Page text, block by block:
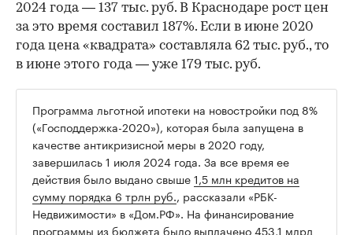
2024 года — 137 тыс. руб. В Краснодаре рост цен
за это время составил 187%. Если в июне 2020
года цена «квадрата» составляла 62 тыс. руб., то
в июне этого года — уже 179 тыс. руб.
Программа льготной ипотеки на новостройки под 8%
(«Господдержка-2020»), которая была запущена в
качестве антикризисной меры в 2020 году,
завершилась 1 июля 2024 года. За все время ее
действия было выдано свыше1,5 млн кредитов на
сумму порядка 6 трлн руб., рассказали «РБК-
Недвижимости» в «Дом.РФ». На финансирование
программы из бюджета было выплачено 453,1 млрд